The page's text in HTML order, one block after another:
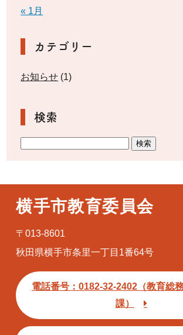
« 1月
カテゴリー
お知らせ (1)
検索
横手市教育委員会
〒013-8601
秋田県横手市条里一丁目1番64号
電話番号：0182-32-2402（教育総
課）